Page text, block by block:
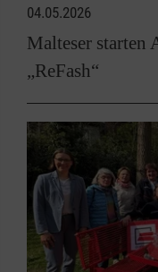
04.05.2026
Malteser
„ReFash“